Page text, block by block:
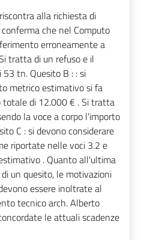
alla richiesta di
che nel Computo
erroneamente a
tratta di un refuso e il
tn. Quesito B : : si
metrico estimativo si fa
di 12.000 € . Si tratta
la voce a corpo l'importo
C : si devono considerare
riportate nelle voci 3.2 e
. Quanto all'ultima
un quesito, le motivazioni
essere inoltrate al
tecnico arch. Alberto
le attuali scadenze